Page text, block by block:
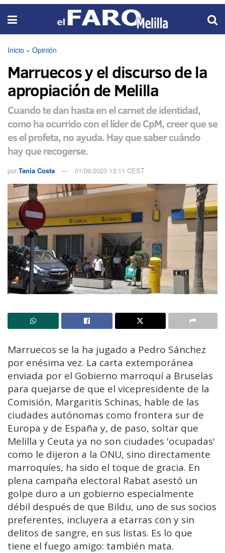
Inicio » Opinión
Marruecos y el discurso de la
apropiación de Melilla
Cuando te dan hasta en el carnet de identidad,
como ha ocurrido con el líder de CpM, creer que se
es el profeta, no ayuda. Hay que saber cuándo
hay que recogerse.
por Tania Costa 01/06/2023 13:11 CEST
Marruecos se la ha jugado a Pedro Sánchez
por enésima vez. La carta extemporánea
enviada por el Gobierno marroquí a Bruselas
para quejarse de que el vicepresidente de la
Comisión, Margaritis Schinas, hable de las
ciudades autónomas como frontera sur de
Europa y de España y, de paso, soltar que
Melilla y Ceuta ya no son ciudades 'ocupadas'
como le dijeron a la ONU, sino directamente
marroquíes, ha sido el toque de gracia. En
plena campaña electoral Rabat asestó un
golpe duro a un gobierno especialmente
débil después de que Bildu, uno de sus socios
preferentes, incluyera a etarras con y sin
delitos de sangre, en sus listas. Es lo que
tiene el fuego amigo: también mata.